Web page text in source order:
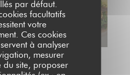
par défaut.
facultatifs
votre
Ces cookies
à analyser
mesurer
du site, proposer